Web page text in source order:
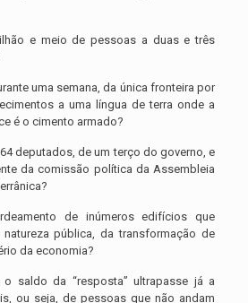
e meio de pessoas a duas e três
uma semana, da única fronteira por
a uma língua de terra onde a
é o cimento armado?
deputados, de um terço do governo, e
da comissão política da Assembleia
de inúmeros edifícios que
pública, da transformação de
da economia?
o saldo da “resposta” ultrapasse já a
ou seja, de pessoas que não andam